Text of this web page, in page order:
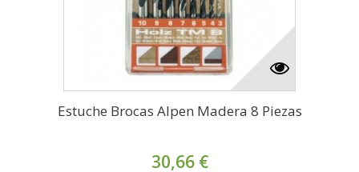
Estuche Brocas Alpen Madera 8 Piezas
30,66 €